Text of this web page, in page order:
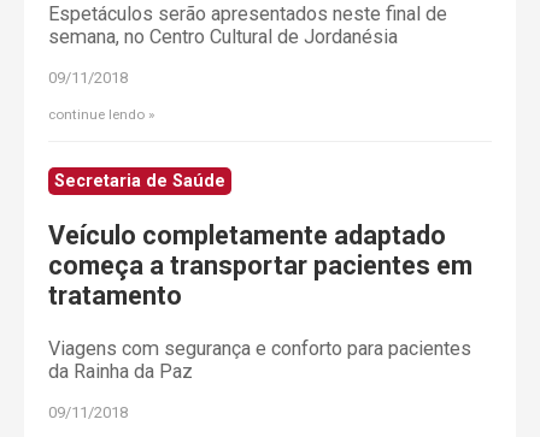
Espetáculos serão apresentados neste final de
semana, no Centro Cultural de Jordanésia
09/11/2018
continue lendo
Secretaria de Saúde
Veículo completamente adaptado
começa a transportar pacientes em
tratamento
Viagens com segurança e conforto para pacientes
da Rainha da Paz
09/11/2018